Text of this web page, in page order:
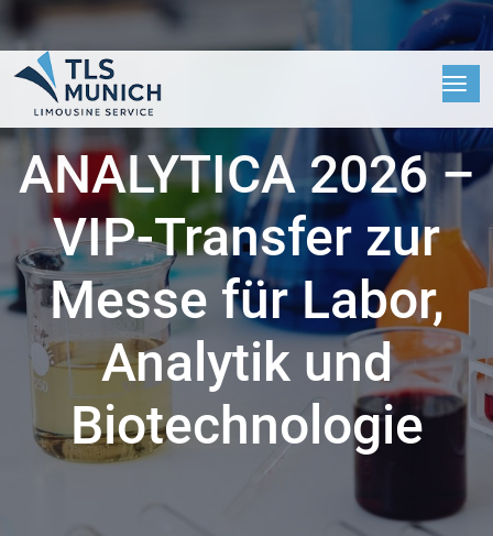
ANALYTICA 2026 –
VIP-Transfer zur
Messe für Labor,
Analytik und
Biotechnologie